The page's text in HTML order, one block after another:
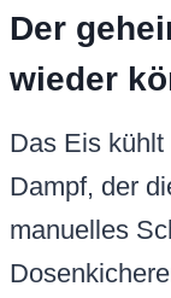
Der
wieder
Das Eis
Dampf, der
manuelles